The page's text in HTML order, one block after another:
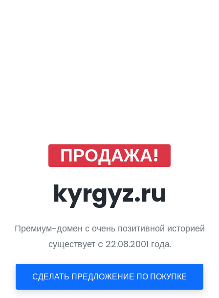
ПРОДАЖА!
kyrgyz.ru
Премиум-домен с очень позитивной историей
существует c 22.08.2001 года.
СДЕЛАТЬ ПРЕДЛОЖЕНИЕ ПО ПОКУПКЕ